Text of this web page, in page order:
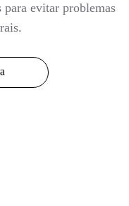
evitar problemas